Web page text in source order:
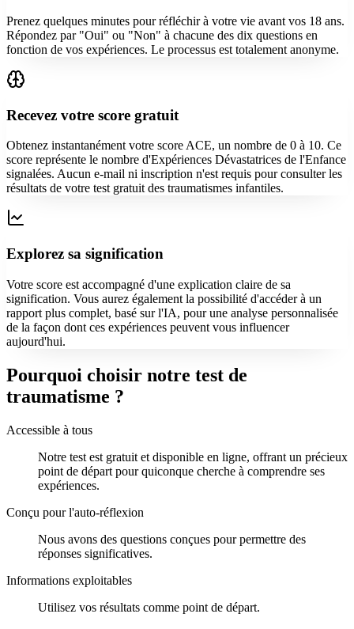
Prenez quelques minutes pour réfléchir à votre vie avant vos 18 ans.
Répondez par "Oui" ou "Non" à chacune des dix questions en
fonction de vos expériences. Le processus est totalement anonyme.
Recevez votre score gratuit
Obtenez instantanément votre score ACE, un nombre de 0 à 10. Ce
score représente le nombre d'Expériences Dévastatrices de l'Enfance
signalées. Aucun e-mail ni inscription n'est requis pour consulter les
résultats de votre test gratuit des traumatismes infantiles.
Explorez sa signification
Votre score est accompagné d'une explication claire de sa
signification. Vous aurez également la possibilité d'accéder à un
rapport plus complet, basé sur l'IA, pour une analyse personnalisée
de la façon dont ces expériences peuvent vous influencer
aujourd'hui.
Pourquoi choisir notre test de
traumatisme ?
Accessible à tous
Notre test est gratuit et disponible en ligne, offrant un précieux
point de départ pour quiconque cherche à comprendre ses
expériences.
Conçu pour l'auto-réflexion
Nous avons des questions conçues pour permettre des
réponses significatives.
Informations exploitables
Utilisez vos résultats comme point de départ.